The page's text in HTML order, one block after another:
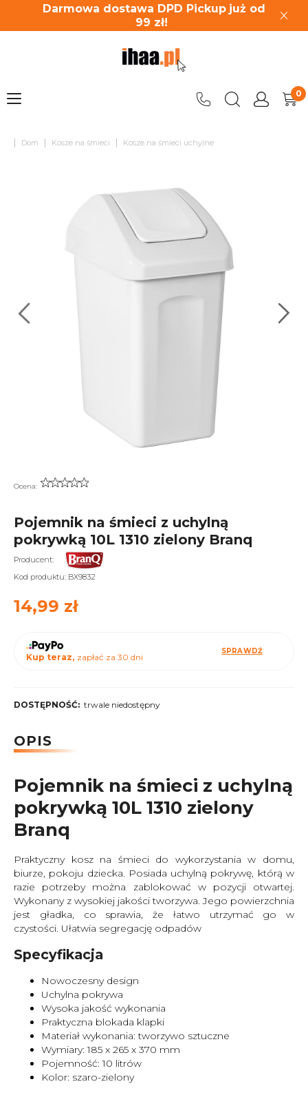
Darmowa dostawa DPD Pickup już od
99 zł!
| Dom | Kosze na śmieci | Kosze na śmieci uchylne
Ocena:
Pojemnik na śmieci z uchylną
pokrywką 10L 1310 zielony Branq
Producent:
Kod produktu: BX9832
14,99 zł
Kup teraz, zapłać za 30 dni
SPRAWDŹ
DOSTĘPNOŚĆ: trwale niedostępny
OPIS
Pojemnik na śmieci z uchylną
pokrywką 10L 1310 zielony
Branq
Praktyczny kosz na śmieci do wykorzystania w domu,
biurze, pokoju dziecka. Posiada uchylną pokrywę, którą w
razie potrzeby można zablokować w pozycji otwartej.
Wykonany z wysokiej jakości tworzywa. Jego powierzchnia
jest gładka, co sprawia, że łatwo utrzymać go w
czystości. Ułatwia segregację odpadów
Specyfikacja
Nowoczesny design
Uchylna pokrywa
Wysoka jakość wykonania
Praktyczna blokada klapki
Materiał wykonania: tworzywo sztuczne
Wymiary: 185 x 265 x 370 mm
Pojemność: 10 litrów
Kolor: szaro-zielony